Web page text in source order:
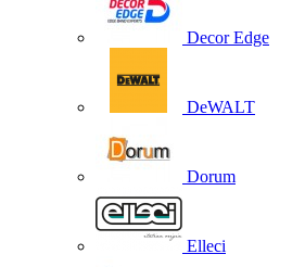
Decor Edge
DeWALT
Dorum
Elleci